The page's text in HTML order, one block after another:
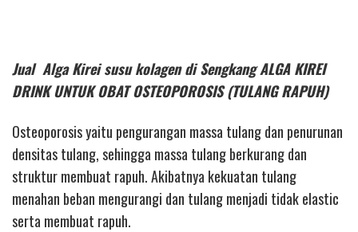
Jual Alga Kirei susu kolagen di Sengkang ALGA KIREI
DRINK UNTUK OBAT OSTEOPOROSIS (TULANG RAPUH)
Osteoporosis yaitu pengurangan massa tulang dan penurunan
densitas tulang, sehingga massa tulang berkurang dan
struktur membuat rapuh. Akibatnya kekuatan tulang
menahan beban mengurangi dan tulang menjadi tidak elastic
serta membuat rapuh.